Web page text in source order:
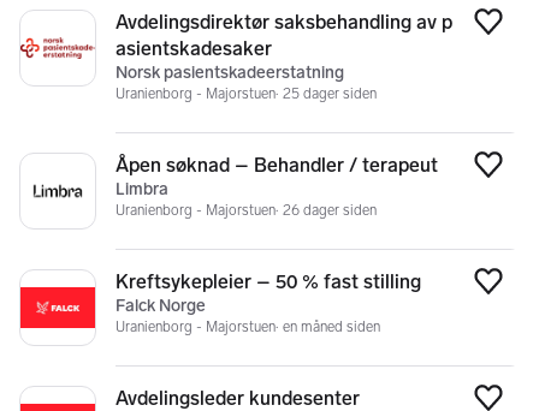
Avdelingsdirektør saksbehandling av p
asientskadesaker
Norsk pasientskadeerstatning
Uranienborg - Majorstuen 25 dager siden
Åpen søknad – Behandler / terapeut
Limbra
Uranienborg - Majorstuen 26 dager siden
Kreftsykepleier – 50 % fast stilling
Falck Norge
Uranienborg - Majorstuen en måned siden
Avdelingsleder kundesenter